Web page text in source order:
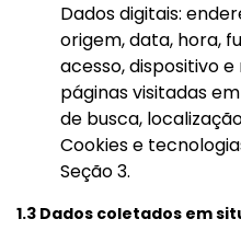
Dados digitais:
origem, data, hora,
acesso, dispositivo
páginas visitadas
de busca,
Cookies e
Seção 3.
1.3 Dados coletados em